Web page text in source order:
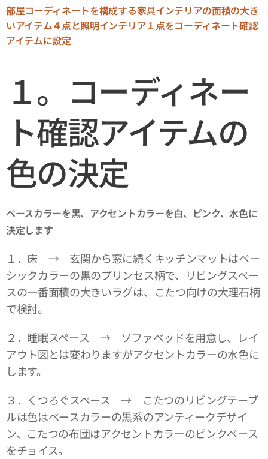
部屋コーディネートを構成する家具インテリアの面積の大き
いアイテム４点と照明インテリア１点をコーディネート確認
アイテムに設定
１。コーディネー
ト確認アイテムの
色の決定
ベースカラーを黒、アクセントカラーを白、ピンク、水色に
決定します
１．床 → 玄関から窓に続くキッチンマットはベー
シックカラーの黒のプリンセス柄で、リビングスペー
スの一番面積の大きいラグは、こたつ向けの大理石柄
で検討。
２．睡眠スペース → ソファベッドを用意し、レイ
アウト図とは変わりますがアクセントカラーの水色に
します。
３．くつろぐスペース → こたつのリビングテーブ
ルは色はベースカラーの黒系のアンティークデザイ
ン、こたつの布団はアクセントカラーのピンクベース
をチョイス。